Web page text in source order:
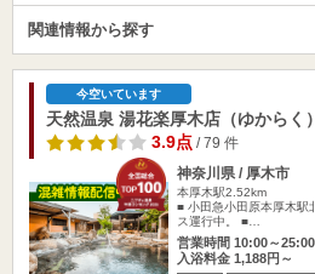
関連情報から探す
今空いています
天然温泉 湯花楽厚木店（ゆからく）
3.9点/ 79 件
神奈川県 / 厚木市
本厚木駅2.52km
■ 小田急小田原本厚木
ス運行中。 ■…
営業時間 10:00～25:00
入浴料金 1,188円～